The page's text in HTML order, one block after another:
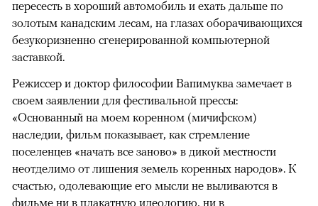
пересесть в хороший автомобиль и ехать дальше по
золотым канадским лесам, на глазах оборачивающихся
безукоризненно сгенерированной компьютерной
заставкой.
Режиссер и доктор философии Вапимуква замечает в
своем заявлении для фестивальной прессы:
«Основанный на моем коренном (мичифском)
наследии, фильм показывает, как стремление
поселенцев «начать все заново» в дикой местности
неотделимо от лишения земель коренных народов». К
счастью, одолевающие его мысли не выливаются в
фильме ни в плакатную идеологию, ни в